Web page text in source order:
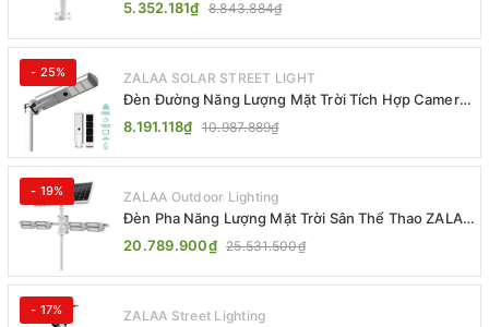
5.352.181₫ 8.843.884₫
- 25% ZALAA SOLAR STREET LIGHT
Đèn Đường Năng Lượng Mặt Trời Tích Hợp Camera
ZALAA ZL-BJ04-CCTV (80W, IP65)
8.191.118₫ 10.987.889₫
- 19% ZALAA Outdoor Lighting
Đèn Pha Năng Lượng Mặt Trời Sân Thể Thao ZALAA
Jsc Chống Nước IP65 Cao Cấp
20.789.900₫ 25.531.500₫
- 17% ZALAA Street Lighting